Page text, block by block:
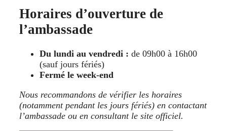
Horaires d’ouverture de
l’ambassade
Du lundi au vendredi : de 09h00 à 16h00
(sauf jours fériés)
Fermé le week-end
Nous recommandons de vérifier les horaires
(notamment pendant les jours fériés) en contactant
l’ambassade ou en consultant le site officiel.